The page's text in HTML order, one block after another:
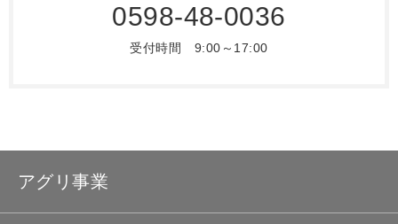
0598-48-0036
受付時間 9:00～17:00
アグリ事業